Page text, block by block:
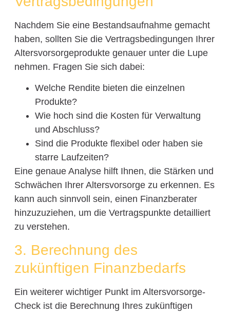
Nachdem Sie eine Bestandsaufnahme gemacht
haben, sollten Sie die Vertragsbedingungen Ihrer
Altersvorsorgeprodukte genauer unter die Lupe
nehmen. Fragen Sie sich dabei:
Welche Rendite bieten die einzelnen
Produkte?
Wie hoch sind die Kosten für Verwaltung
und Abschluss?
Sind die Produkte flexibel oder haben sie
starre Laufzeiten?
Eine genaue Analyse hilft Ihnen, die Stärken und
Schwächen Ihrer Altersvorsorge zu erkennen. Es
kann auch sinnvoll sein, einen Finanzberater
hinzuzuziehen, um die Vertragspunkte detailliert
zu verstehen.
3. Berechnung des
zukünftigen Finanzbedarfs
Ein weiterer wichtiger Punkt im Altersvorsorge-
Check ist die Berechnung Ihres zukünftigen